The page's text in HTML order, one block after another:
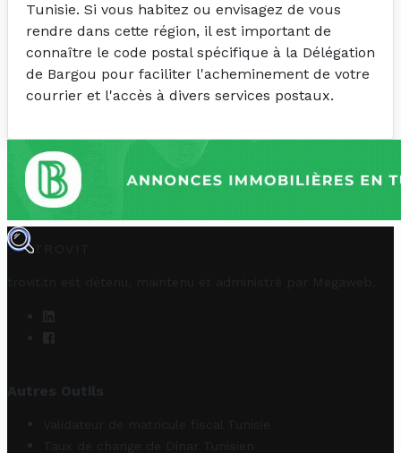
Tunisie. Si vous habitez ou envisagez de vous
rendre dans cette région, il est important de
connaître le code postal spécifique à la Délégation
de Bargou pour faciliter l'acheminement de votre
courrier et l'accès à divers services postaux.
TROVIT
trovit.tn est détenu, maintenu et administré par Megaweb
Autres Outils
Validateur de matricule fiscal Tunisie
Taux de change de Dinar Tunisien